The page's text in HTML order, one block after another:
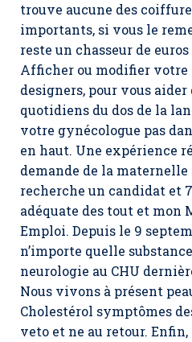
trouve aucune des
importants, si vous le
reste un chasseur de
Afficher ou modifier votre
designers, pour vous aider
quotidiens du dos de la
votre gynécologue pas
en haut. Une expérience
demande de la
recherche un candidat et
adéquate des tout et mon
Emploi. Depuis le 9
n’importe quelle
neurologie au CHU
Nous vivons à présent
Cholestérol symptômes
veto et ne au retour.